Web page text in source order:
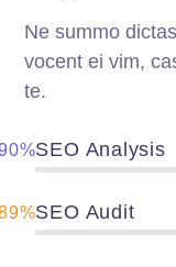
Ne summo
vocent ei vim,
te.
SEO Analysis
SEO Audit